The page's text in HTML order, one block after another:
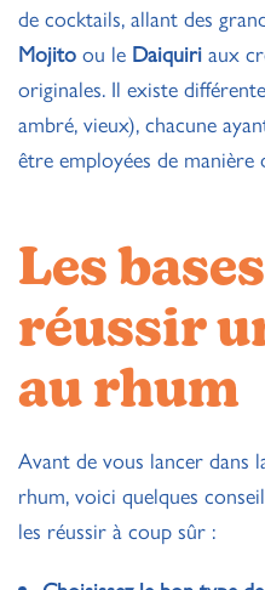
de cocktails, allant des
Mojito ou le Daiquiri aux
originales. Il existe
ambré, vieux), chacune
être employées de manière
Les
réussir
au rhum
Avant de vous lancer dans
rhum, voici quelques
les réussir à coup sûr :